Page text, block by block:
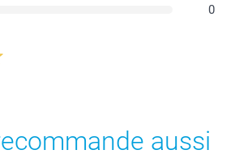
0
aussi